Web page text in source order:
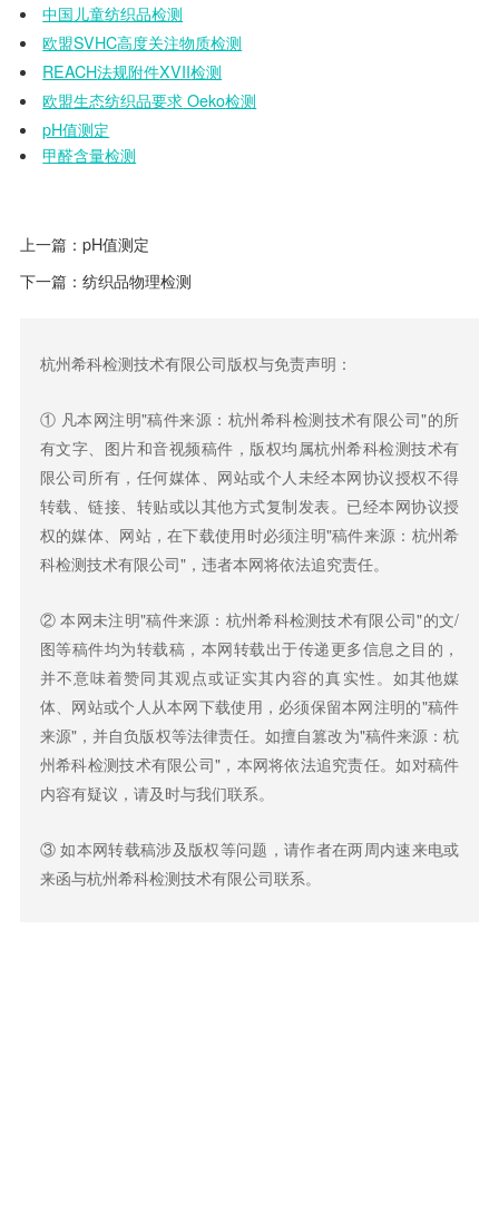
中国儿童纺织品检测
欧盟SVHC高度关注物质检测
REACH法规附件XVII检测
欧盟生态纺织品要求 Oeko检测
pH值测定
甲醛含量检测
上一篇： pH值测定
下一篇： 纺织品物理检测
杭州希科检测技术有限公司版权与免责声明：
① 凡本网注明"稿件来源：杭州希科检测技术有限公司"的所
有文字、图片和音视频稿件，版权均属杭州希科检测技术有
限公司所有，任何媒体、网站或个人未经本网协议授权不得
转载、链接、转贴或以其他方式复制发表。已经本网协议授
权的媒体、网站，在下载使用时必须注明"稿件来源：杭州希
科检测技术有限公司"，违者本网将依法追究责任。
② 本网未注明"稿件来源：杭州希科检测技术有限公司"的文/
图等稿件均为转载稿，本网转载出于传递更多信息之目的，
并不意味着赞同其观点或证实其内容的真实性。如其他媒
体、网站或个人从本网下载使用，必须保留本网注明的"稿件
来源"，并自负版权等法律责任。如擅自篡改为"稿件来源：杭
州希科检测技术有限公司"，本网将依法追究责任。如对稿件
内容有疑议，请及时与我们联系。
③ 如本网转载稿涉及版权等问题，请作者在两周内速来电或
来函与杭州希科检测技术有限公司联系。